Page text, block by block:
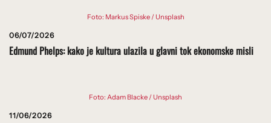
Foto: Markus Spiske / Unsplash
06/07/2026
Edmund Phelps: kako je kultura ulazila u glavni tok ekonomske misli
Foto: Adam Blacke / Unsplash
11/06/2026